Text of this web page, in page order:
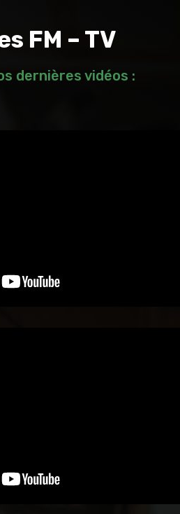
FM – TV
dernières vidéos :